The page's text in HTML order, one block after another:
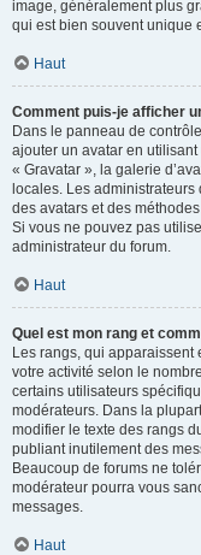
image, généralement plus
qui est bien souvent unique
Haut
Comment puis-je afficher
Dans le panneau de
ajouter un avatar en
« Gravatar », la galerie
locales. Les
des avatars et des
Si vous ne pouvez pas
administrateur du forum.
Haut
Quel est mon rang et
Les rangs, qui apparaissent
votre activité selon le
certains utilisateurs
modérateurs. Dans la
modifier le texte des rangs
publiant inutilement des
Beaucoup de forums ne
modérateur pourra vous
messages.
Haut